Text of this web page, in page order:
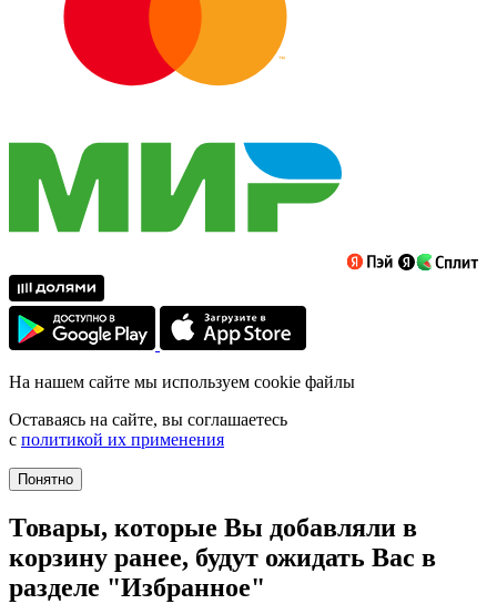
На нашем сайте мы используем cookie файлы
Оставаясь на сайте, вы соглашаетесь
с политикой их применения
Понятно
Товары, которые Вы добавляли в
корзину ранее, будут ожидать Вас в
разделе "Избранное"